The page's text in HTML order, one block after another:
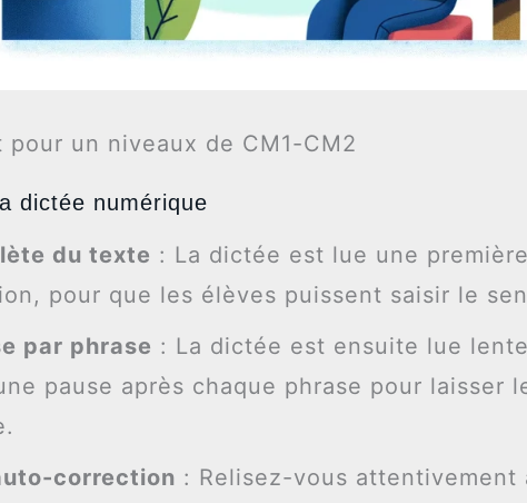
un niveaux de CM1-CM2
dictée numérique
du texte : La dictée est lue une
pour que les élèves puissent saisir le
par phrase : La dictée est ensuite lue
pause après chaque phrase pour laisser
correction : Relisez-vous attentivement